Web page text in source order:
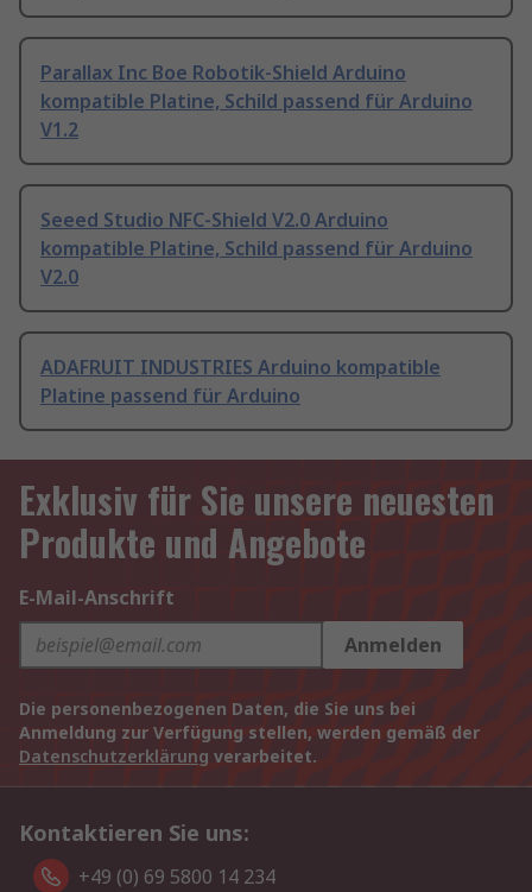
Parallax Inc Boe Robotik-Shield Arduino
kompatible Platine, Schild passend für Arduino
V1.2
Seeed Studio NFC-Shield V2.0 Arduino
kompatible Platine, Schild passend für Arduino
V2.0
ADAFRUIT INDUSTRIES Arduino kompatible
Platine passend für Arduino
Exklusiv für Sie unsere neuesten
Produkte und Angebote
E-Mail-Anschrift
Anmelden
Die personenbezogenen Daten, die Sie uns bei
Anmeldung zur Verfügung stellen, werden gemäß der
Datenschutzerklärung verarbeitet.
Kontaktieren Sie uns:
+49 (0) 69 5800 14 234